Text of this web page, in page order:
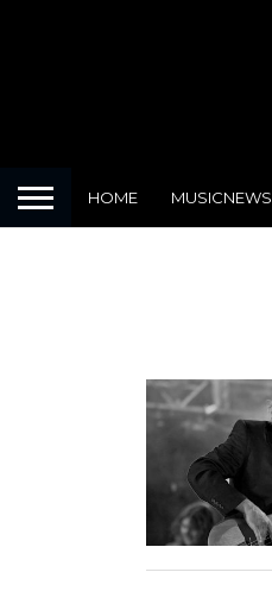
HOME MUSICNEWS